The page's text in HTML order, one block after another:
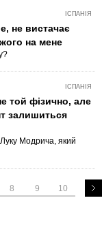
ІСПАНІЯ
не вистачає
на мене
ІСПАНІЯ
той фізично, але
залишиться
Модрича, який
8 9 10